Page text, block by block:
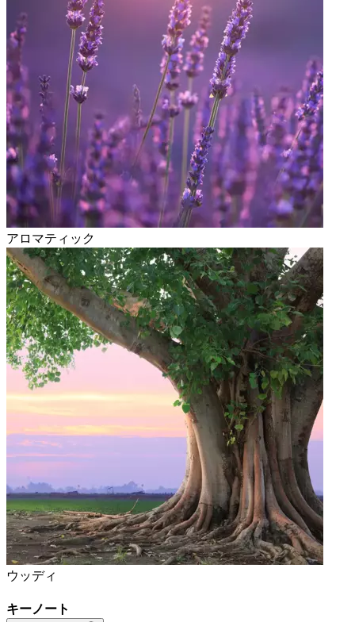
アロマティック
ウッディ
キーノート